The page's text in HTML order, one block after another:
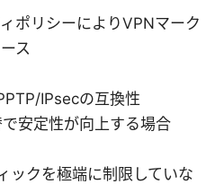
ポリシーによりVPNマーク
ス
IPsecの互換性
安定性が向上する場合
ックを極端に制限していな